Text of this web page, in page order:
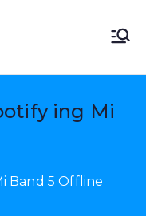
ing Mi
Band 5 Offline